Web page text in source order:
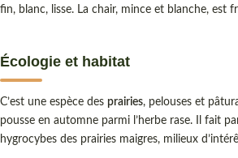
fin, blanc, lisse. La chair, mince et blanche, est
Écologie et habitat
C’est une espèce des prairies, pelouses et
pousse en automne parmi l’herbe rase. Il fait
hygrocybes des prairies maigres, milieux